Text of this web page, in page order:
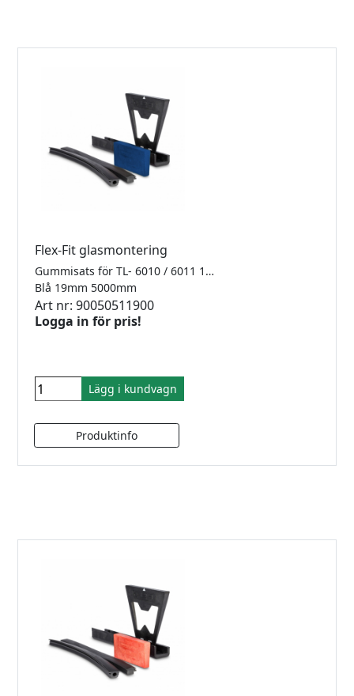
Flex-Fit glasmontering
Gummisats för TL- 6010 / 6011 1.0kN Finns i 2500mm, 5000mm samt 25meter
Blå 19mm 5000mm
Art nr: 90050511900
Logga in för pris!
Lägg i kundvagn